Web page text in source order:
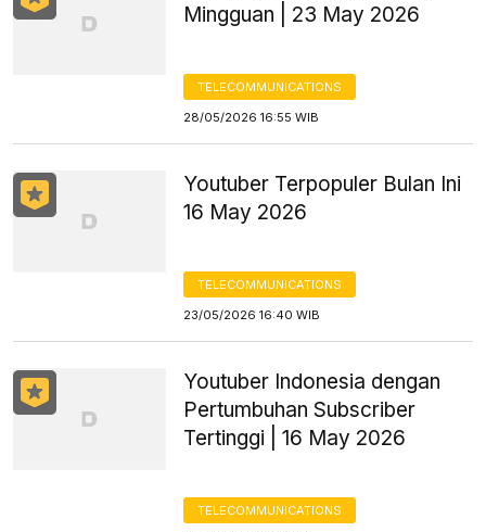
Mingguan | 23 May 2026
TELECOMMUNICATIONS
28/05/2026 16:55 WIB
Youtuber Terpopuler Bulan Ini
16 May 2026
TELECOMMUNICATIONS
23/05/2026 16:40 WIB
Youtuber Indonesia dengan
Pertumbuhan Subscriber
Tertinggi | 16 May 2026
TELECOMMUNICATIONS